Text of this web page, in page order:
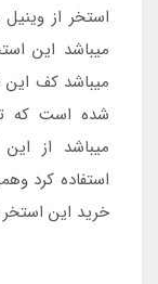
میباشد این
میباشد کف این
شده است که
استفاده کرد
خرید این استخر